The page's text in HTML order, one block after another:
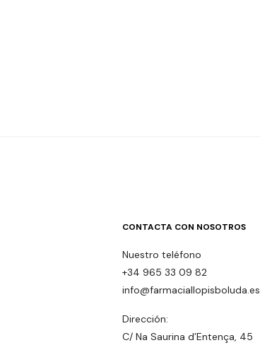
CONTACTA CON NOSOTROS
Nuestro teléfono
+34 965 33 09 82
info@farmaciallopisboluda.es
Dirección:
C/ Na Saurina d’Entença, 45